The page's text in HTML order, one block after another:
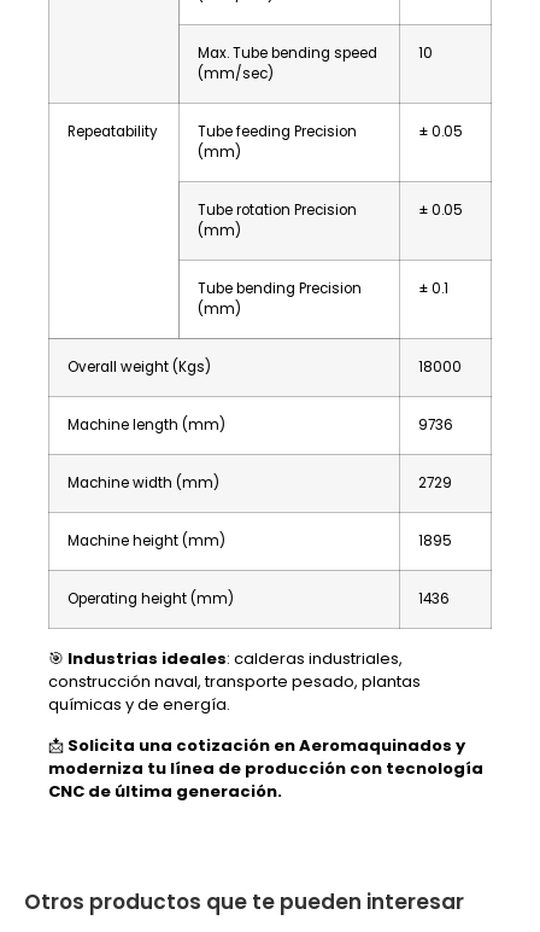
Max. Tube bending speed
(mm/sec)
10
Repeatability
Tube feeding Precision
(mm)
± 0.05
Tube rotation Precision
(mm)
± 0.05
Tube bending Precision
(mm)
± 0.1
Overall weight (Kgs) 18000
Machine length (mm) 9736
Machine width (mm) 2729
Machine height (mm) 1895
Operating height (mm) 1436
🎯 Industrias ideales: calderas industriales,
construcción naval, transporte pesado, plantas
químicas y de energía.
📩 Solicita una cotización en Aeromaquinados y
moderniza tu línea de producción con tecnología
CNC de última generación.
Otros productos que te pueden interesar